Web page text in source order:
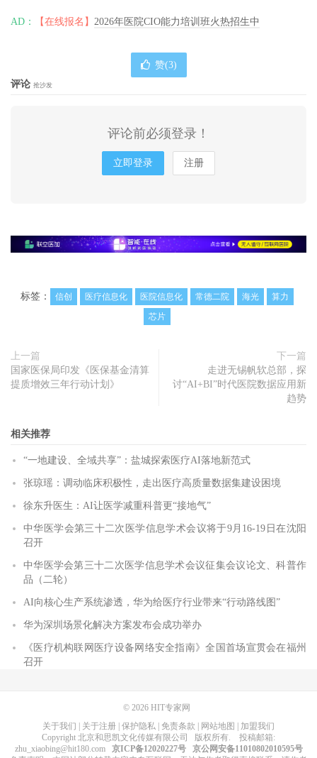
AD： 【在线报名】 2026年医院CIO能力培训班火热招生中
赞(3)
评论 抢沙发
评论前必须登录！
立即登录 注册
标签： 信创 医疗信息化 医院信息化 常德二院 海光
算力
芯片
上一篇
国家医保局印发《医保基金清算
提质增效三年行动计划》
下一篇
走进无锡帆软总部，探
讨“AI+BI”时代医院数据应用新
趋势
相关推荐
“一地建设、全域共享”：盐城探索医疗AI落地新范式
张琼瑶：调动临床积极性，走出医疗高质量数据集建设困境
徐东升医生：AI让医学减重科普更“接地气”
中华医学会第三十二次医学信息学术会议将于9月16-19日在沈阳
召开
中华医学会第三十二次医学信息学术会议征集会议论文、科普作
品（二轮）
AI向核心生产系统渗透，华为给医疗行业带来“行动路线图”
华为深圳场景化解决方案发布会成功举办
《医疗机构联网医疗设备网络安全指南》全国首场宣贯会在福州
召开
© 2026 HIT专家网
关于我们
关于注册 保护隐私 免责条款 网站地图
加盟我们
Copyright 北京和思凯文化传媒有限公司 版权所有. 投稿邮箱:
zhu_xiaobing@hit180.com
京ICP备12020227号
京公网安备11010802010595号